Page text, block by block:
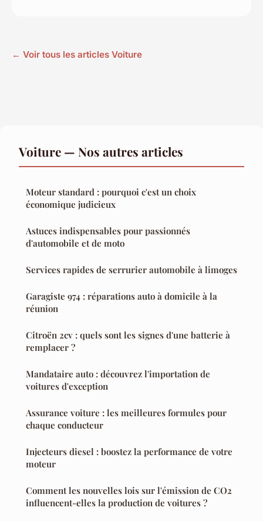
← Voir tous les articles Voiture
Voiture — Nos autres articles
Moteur standard : pourquoi c'est un choix
économique judicieux
Astuces indispensables pour passionnés
d'automobile et de moto
Services rapides de serrurier automobile à limoges
Garagiste 974 : réparations auto à domicile à la
réunion
Citroën 2cv : quels sont les signes d'une batterie à
remplacer ?
Mandataire auto : découvrez l'importation de
voitures d'exception
Assurance voiture : les meilleures formules pour
chaque conducteur
Injecteurs diesel : boostez la performance de votre
moteur
Comment les nouvelles lois sur l'émission de CO2
influencent-elles la production de voitures ?